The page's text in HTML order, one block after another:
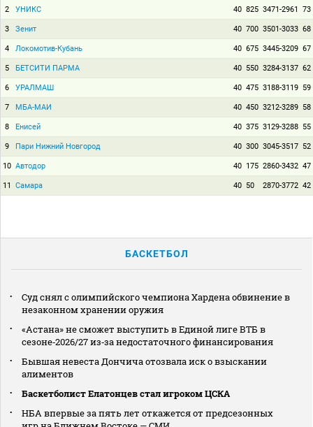
2 УНИКС 40 825 3471-2961 73
3 Зенит 40 700 3501-3033 68
4 Локомотив-Кубань 40 675 3445-3209 67
5 БЕТСИТИ ПАРМА 40 550 3284-3137 62
6 УРАЛМАШ 40 475 3188-3119 59
7 МБА-МАИ 40 450 3212-3289 58
8 Енисей 40 375 3129-3288 55
9 Пари Нижний Новгород 40 300 3045-3517 52
10 Автодор 40 175 2860-3432 47
11 Самара 40 50 2870-3772 42
БАСКЕТБОЛ
Суд снял с олимпийского чемпиона Хардена обвинение в
незаконном хранении оружия
«Астана» не сможет выступить в Единой лиге ВТБ в
сезоне‑2026/27 из‑за недостаточного финансирования
Бывшая невеста Дончича отозвала иск о взыскании
алиментов
Баскетболист Елатонцев стал игроком ЦСКА
НБА впервые за пять лет откажется от предсезонных